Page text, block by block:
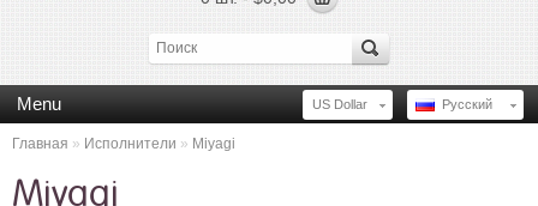
Русский
US Dollar
Menu
Главная » Исполнители » Miyagi
Miyagi